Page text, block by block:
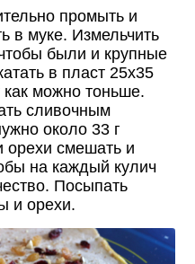
промыть и
в муке. Измельчить
были и крупные
в пласт 25x35
как можно тоньше.
сливочным
около 33 г
орехи смешать и
на каждый кулич
Посыпать
и орехи.